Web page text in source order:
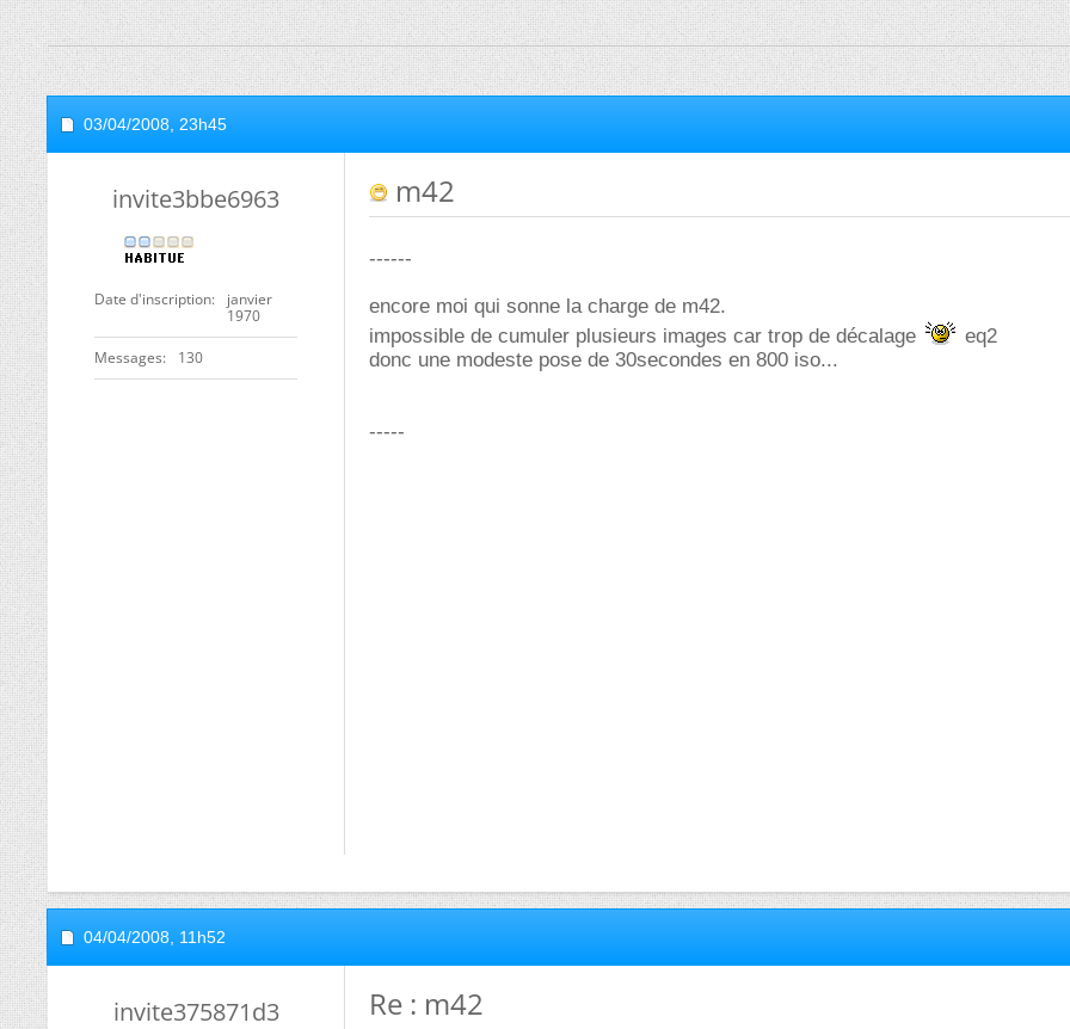
03/04/2008, 23h45
invite3bbe6963
Date d'inscription
janvier
1970
Messages 130
m42
------
encore moi qui sonne la charge de m42.
impossible de cumuler plusieurs images car trop de décalage
eq2
donc une modeste pose de 30secondes en 800 iso...
-----
04/04/2008, 11h52
invite375871d3 Re : m42